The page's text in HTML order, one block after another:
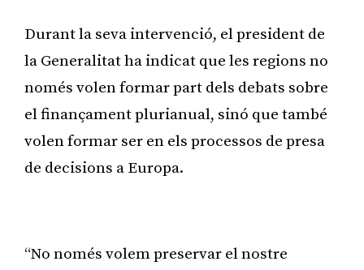
Durant la seva intervenció, el president de
la Generalitat ha indicat que les regions no
només volen formar part dels debats sobre
el finançament plurianual, sinó que també
volen formar ser en els processos de presa
de decisions a Europa.
“No només volem preservar el nostre